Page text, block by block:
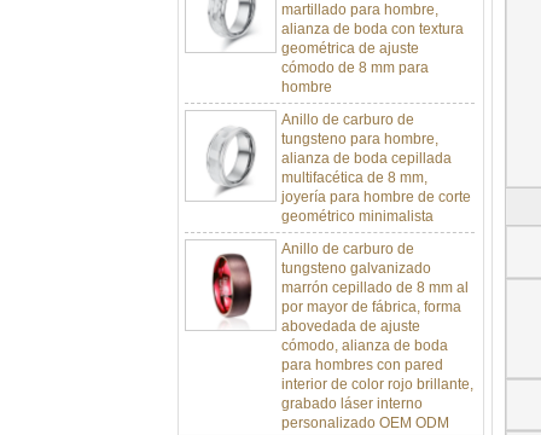
alianza de boda con textura
geométrica de ajuste
cómodo de 8 mm para
hombre
Anillo de carburo de
tungsteno para hombre,
alianza de boda cepillada
multifacética de 8 mm,
joyería para hombre de corte
geométrico minimalista
Anillo de carburo de
tungsteno galvanizado
marrón cepillado de 8 mm al
por mayor de fábrica, forma
abovedada de ajuste
cómodo, alianza de boda
para hombres con pared
interior de color rojo brillante,
grabado láser interno
personalizado OEM ODM
sumini